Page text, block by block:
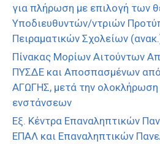
για πλήρωση με επιλογή των
Υποδιευθυντών/ντριών
Πειραματικών Σχολείων
Πίνακας Μορίων Αιτούντων
ΠΥΣΔΕ και Αποσπασμένων
ΑΓΩΓΗΣ, μετά την ολοκλήρωση
ενστάνσεων
Εξ. Κέντρα Επαναληπτικών
ΕΠΑΛ και Επαναληπτικών